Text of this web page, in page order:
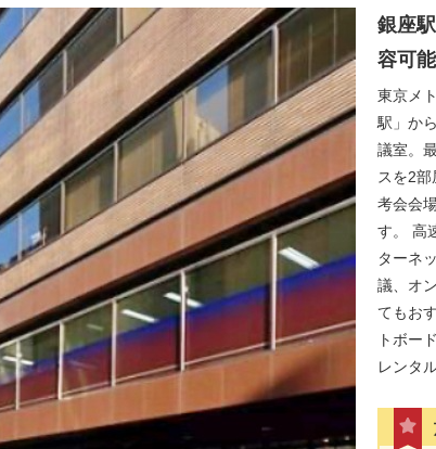
銀座
容可
東京メ
駅」か
議室。
スを2
考会会
す。 高
ターネ
議、オ
てもお
トボー
レンタ